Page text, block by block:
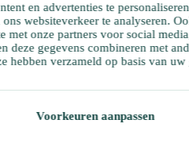
en advertenties te
websiteverkeer te analyseren.
met onze partners voor social
deze gegevens combineren met
hebben verzameld op basis van
Voorkeuren aanpassen